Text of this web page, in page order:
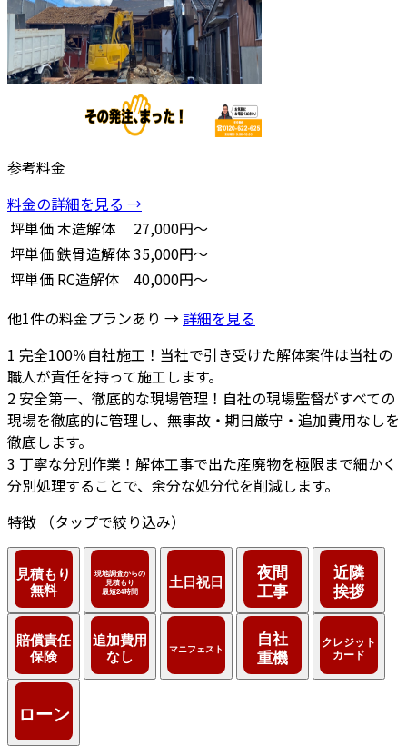
参考料金
料金の詳細を見る →
坪単価木造解体
27,000円～
坪単価鉄骨造解体35,000円～
坪単価 RC造解体
40,000円～
他1件の料金プランあり → 詳細を見る
1 完全100％自社施工！当社で引き受けた解体案件は当社の
職人が責任を持って施工します。
2安全第一、徹底的な現場管理！自社の現場監督がすべての
現場を徹底的に管理し、無事故・期日厳守・追加費用なしを
徹底します。
3 丁寧な分別作業！解体工事で出た産廃物を極限まで細かく
分別処理することで、余分な処分代を削減します。
特徴
（タップで絞り込み）